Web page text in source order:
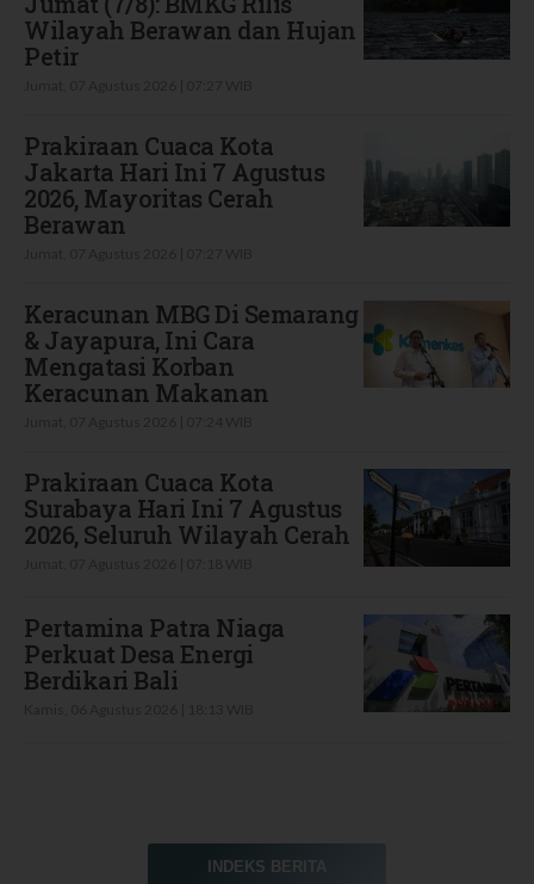
Wilayah Berawan dan Hujan
Petir
Prakiraan Cuaca Kota
Jakarta Hari Ini 7 Agustus
2026, Mayoritas Cerah
Berawan
Keracunan MBG Di Semarang
& Jayapura, Ini Cara
Mengatasi Korban
Keracunan Makanan
Prakiraan Cuaca Kota
Surabaya Hari Ini 7 Agustus
2026, Seluruh Wilayah Cerah
Pertamina Patra Niaga
Perkuat Desa Energi
Berdikari Bali
INDEKS BERITA